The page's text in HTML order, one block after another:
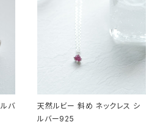
バ
天然ルビー 斜め ネックレス シ
ルバー925